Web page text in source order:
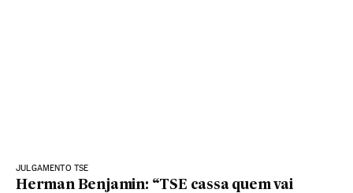
JULGAMENTO TSE
Herman Benjamin: “TSE cassa quem vai